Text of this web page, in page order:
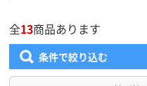
全13商品あります
条件で絞り込む